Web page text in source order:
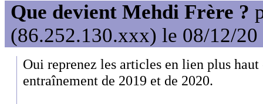
Que devient Mehdi Frère ?
(86.252.130.xxx) le 08/12/20
Oui reprenez les articles en lien plus
entraînement de 2019 et de 2020.